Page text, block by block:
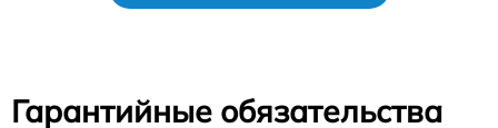
Гарантийные обязательства